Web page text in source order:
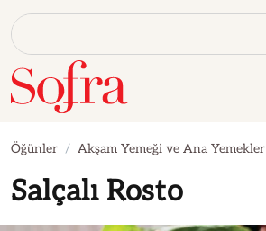
Öğünler Akşam Yemeği ve Ana Yemekler
Salçalı Rosto